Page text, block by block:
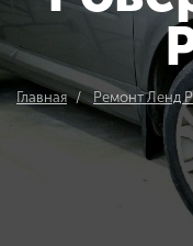
Главная Ремонт Ленд